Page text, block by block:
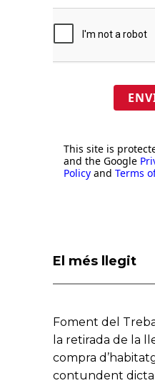
This site is
and the Google
Policy and Terms
El més llegit
Foment del
la retirada de la
compra
contundent